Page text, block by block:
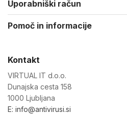
Uporabniški račun
Pomoč in informacije
Kontakt
VIRTUAL IT d.o.o.
Dunajska cesta 158
1000 Ljubljana
E: info@antivirusi.si